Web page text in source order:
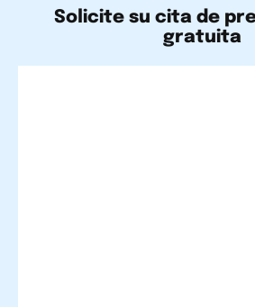
Solicite su cita de
gratuita